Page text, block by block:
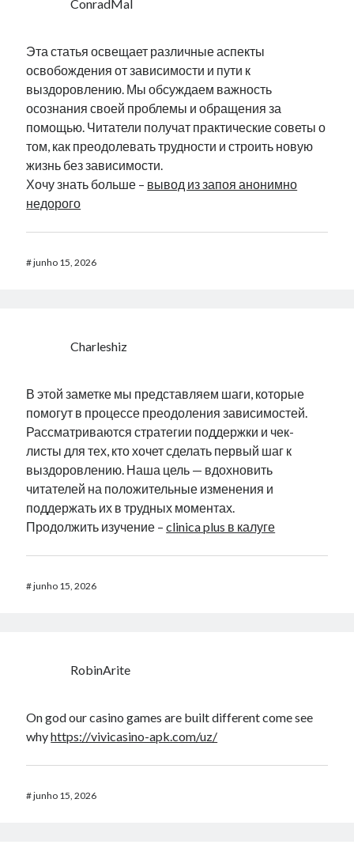
ConradMal
Эта статья освещает различные аспекты
освобождения от зависимости и пути к
выздоровлению. Мы обсуждаем важность
осознания своей проблемы и обращения за
помощью. Читатели получат практические советы о
том, как преодолевать трудности и строить новую
жизнь без зависимости.
Хочу знать больше – вывод из запоя анонимно
недорого
#junho 15, 2026
Charleshiz
В этой заметке мы представляем шаги, которые
помогут в процессе преодоления зависимостей.
Рассматриваются стратегии поддержки и чек-
листы для тех, кто хочет сделать первый шаг к
выздоровлению. Наша цель — вдохновить
читателей на положительные изменения и
поддержать их в трудных моментах.
Продолжить изучение –clinica plus в калуге
#junho 15, 2026
RobinArite
On god our casino games are built different come see
whyhttps://vivicasino-apk.com/uz/
#junho 15, 2026